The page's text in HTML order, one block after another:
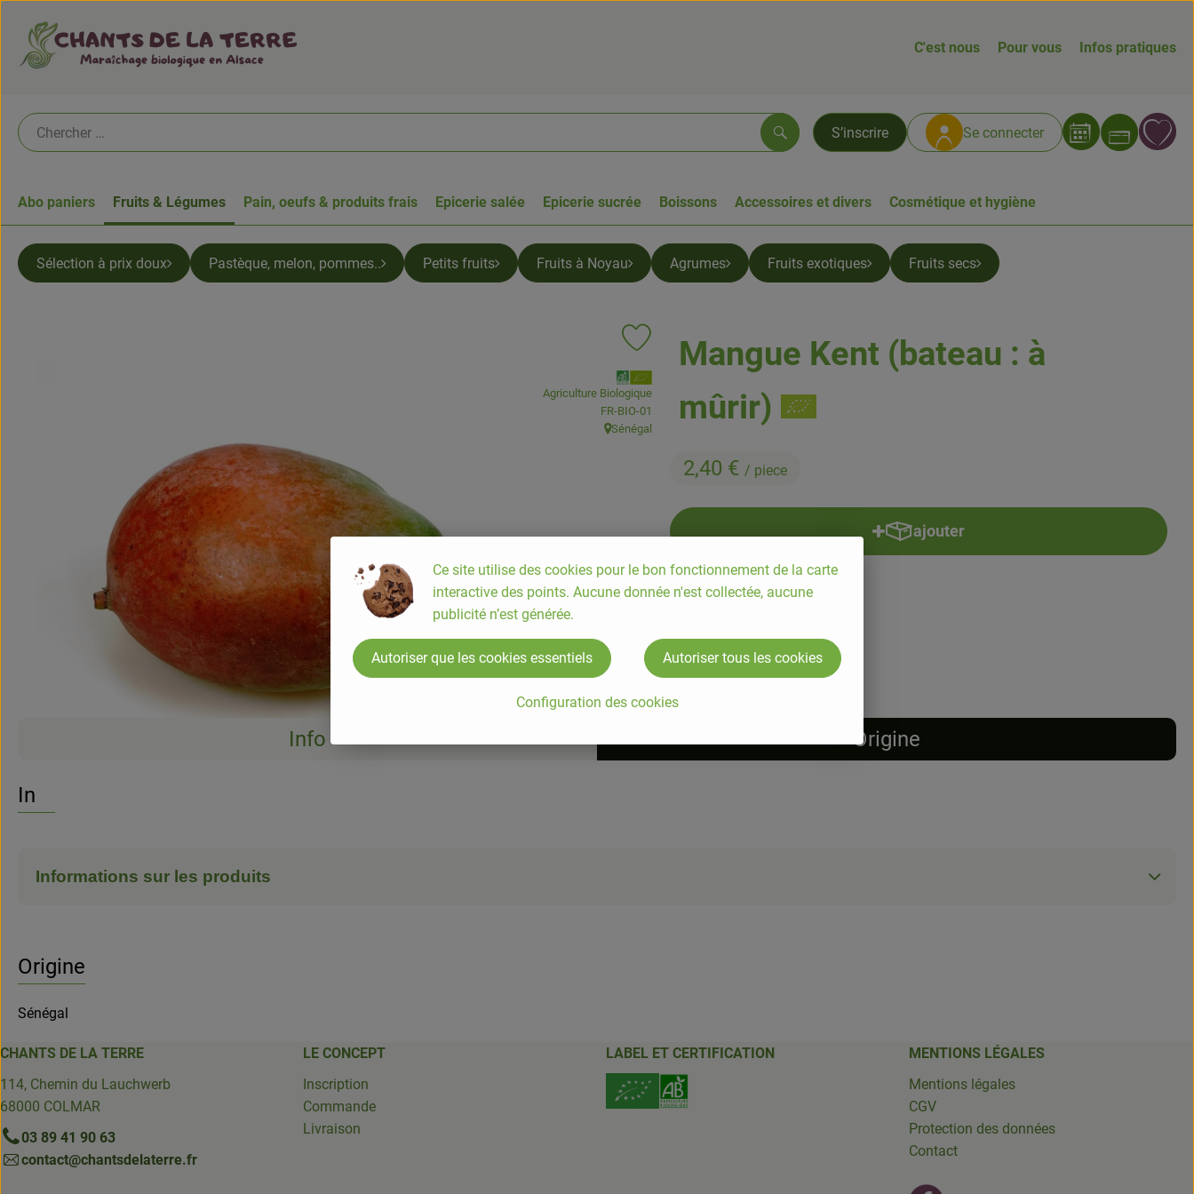
C'est nous Pour vous Infos pratiques
S’inscrire Se connecter
Rechercher
Abo paniers Fruits & Légumes Pain, oeufs & produits frais Epicerie salée Epicerie sucrée Boissons Accessoires et divers Cosmétique et hygiène
Sélection à prix doux Pastèque, melon, pommes.. Petits fruits Fruits à Noyau Agrumes Fruits exotiques Fruits secs
Mangue Kent (bateau : à
mûrir)
2,40 € / piece
Ajouter le produit aux favoris
, Association:
Agriculture Biologique
, Autorité de contrôle:
FR-BIO-01
, Origine:
Sénégal
ajouter
Ajouter le produit au panier
piece
5.5% TVA
Info Origine
Info
Informations sur les produits
Origine
Sénégal
CHANTS DE LA TERRE
114, Chemin du Lauchwerb
68000 COLMAR
03 89 41 90 63
contact@chantsdelaterre.fr
LE CONCEPT
Inscription
Commande
Livraison
LABEL ET CERTIFICATION
MENTIONS LÉGALES
Mentions légales
CGV
Protection des données
Contact
Ce site utilise des cookies pour le bon fonctionnement de la carte
interactive des points. Aucune donnée n'est collectée, aucune
publicité n’est générée.
Configuration des cookies
Autoriser que les cookies essentiels Autoriser tous les cookies